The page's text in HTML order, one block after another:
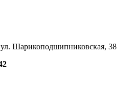
Шарикоподшипниковская, 38